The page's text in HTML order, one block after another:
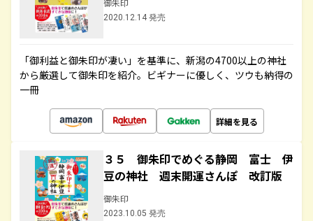
御朱印
2020.12.14 発売
「御利益と御朱印が凄い」を基準に、新潟の4700以上の神社
から厳選して御朱印を紹介。ビギナーに優しく、ツウも納得の
一冊
詳細を見る
３５ 御朱印でめぐる静岡 富士 伊
豆の神社 週末開運さんぽ 改訂版
御朱印
2023.10.05 発売